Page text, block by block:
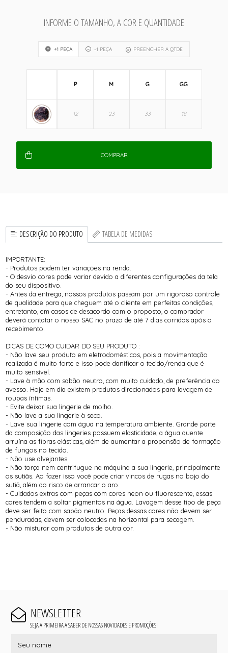
INFORME O TAMANHO, A COR E QUANTIDADE
+1 PEÇA -1 PEÇA PREENCHER A QTDE
P M G GG
COMPRAR
DESCRIÇÃO DO PRODUTO TABELA DE MEDIDAS
IMPORTANTE:
- Produtos podem ter variações na renda.
- O desvio cores pode variar devido a diferentes configurações da tela
do seu dispositivo.
- Antes da entrega, nossos produtos passam por um rigoroso controle
de qualidade para que cheguem até o cliente em perfeitas condições,
entretanto, em casos de desacordo com o proposto, o comprador
deverá contatar o nosso SAC no prazo de até 7 dias corridos após o
recebimento.
DICAS DE COMO CUIDAR DO SEU PRODUTO :
- Não lave seu produto em eletrodomésticos, pois a movimentação
realizada é muito forte e isso pode danificar o tecido/renda que é
muito sensível.
- Lave à mão com sabão neutro, com muito cuidado, de preferência do
avesso. Hoje em dia existem produtos direcionados para lavagem de
roupas íntimas.
- Evite deixar sua lingerie de molho.
- Não lave a sua lingerie à seco.
- Lave sua lingerie com água na temperatura ambiente. Grande parte
da composição das lingeries possuem elasticidade, a água quente
arruína as fibras elásticas, além de aumentar a propensão de formação
de fungos no tecido.
- Não use alvejantes.
- Não torça nem centrifugue na máquina a sua lingerie, principalmente
os sutiãs. Ao fazer isso você pode criar vincos de rugas no bojo do
sutiã, além do risco de arrancar o aro.
- Cuidados extras com peças com cores neon ou fluorescente, essas
cores tendem a soltar pigmentos na água. Lavagem desse tipo de peça
deve ser feito com sabão neutro. Peças dessas cores não devem ser
penduradas, devem ser colocadas na horizontal para secagem.
- Não misturar com produtos de outra cor.
NEWSLETTER
SEJA A PRIMEIRA A SABER DE NOSSAS NOVIDADES E PROMOÇÕES!